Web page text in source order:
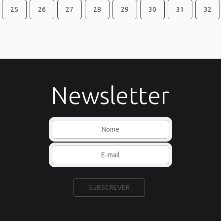
25 26 27 28 29 30 31 32
Newsletter